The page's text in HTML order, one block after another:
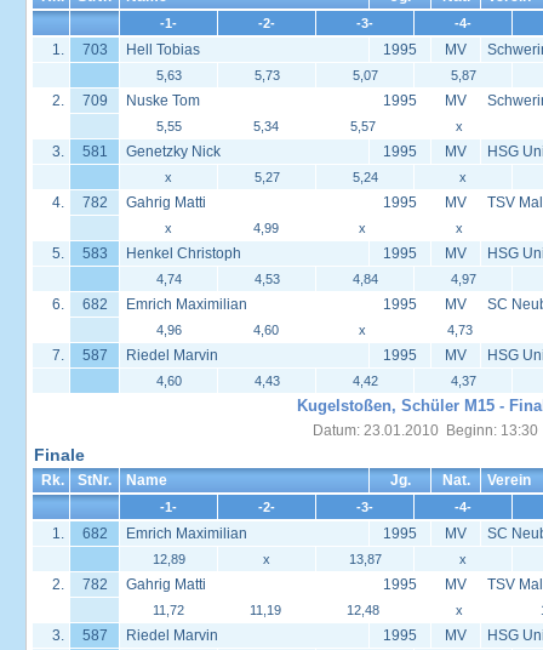
-1- -2- -3- -4-
1. 703 Hell Tobias 1995 MV
5,63 5,73 5,07 5,87
2. 709 Nuske Tom 1995 MV
5,55 5,34 5,57 x
3. 581 Genetzky Nick 1995 MV HSG
x 5,27 5,24 x
4. 782 Gahrig Matti 1995 MV TSV
x 4,99 x x
5. 583 Henkel Christoph 1995 MV HSG
4,74 4,53 4,84 4,97
6. 682 Emrich Maximilian 1995 MV SC
4,96 4,60 x 4,73
7. 587 Riedel Marvin 1995 MV HSG
4,60 4,43 4,42 4,37
Kugelstoßen, Schüler M15 -
Datum: 23.01.2010 Beginn: 13:30
Finale
Rk. StNr. Name Jg. Nat. Verein
-1- -2- -3- -4-
1. 682 Emrich Maximilian 1995 MV SC
12,89 x 13,87 x
2. 782 Gahrig Matti 1995 MV TSV
11,72 11,19 12,48 x
3. 587 Riedel Marvin 1995 MV HSG